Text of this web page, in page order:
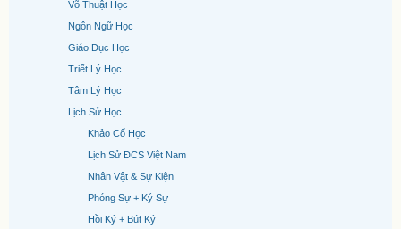
Võ Thuật Học
Ngôn Ngữ Học
Giáo Dục Học
Triết Lý Học
Tâm Lý Học
Lịch Sử Học
Khảo Cổ Học
Lịch Sử ĐCS Việt Nam
Nhân Vật & Sự Kiện
Phóng Sự + Ký Sự
Hồi Ký + Bút Ký